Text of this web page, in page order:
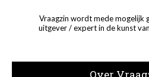
Vraagzin wordt mede mogelijk
uitgever / expert in de kunst